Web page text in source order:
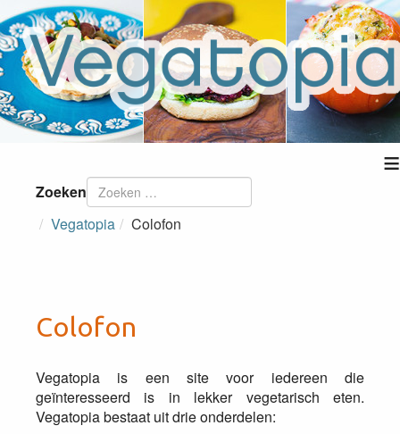
≡
Zoeken
Vegatopia
Colofon
Colofon
Vegatopia is een site voor iedereen die
geïnteresseerd is in lekker vegetarisch eten.
Vegatopia bestaat uit drie onderdelen: